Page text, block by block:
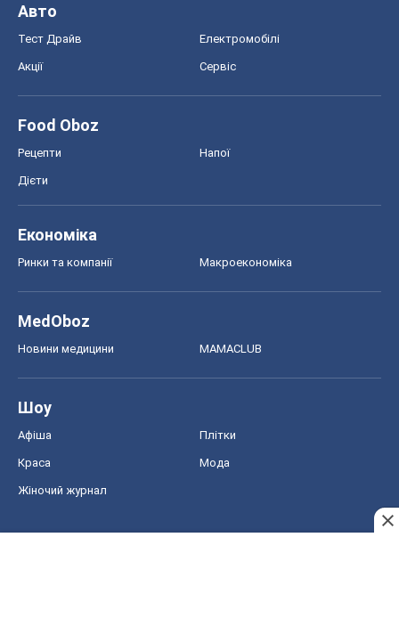
Авто
Тест Драйв Електромобілі
Акції Сервіс
Food Oboz
Рецепти Напої
Дієти
Економіка
Ринки та компанії Макроекономіка
MedOboz
Новини медицини MAMACLUB
Шоу
Афіша Плітки
Краса Мода
Жіночий журнал